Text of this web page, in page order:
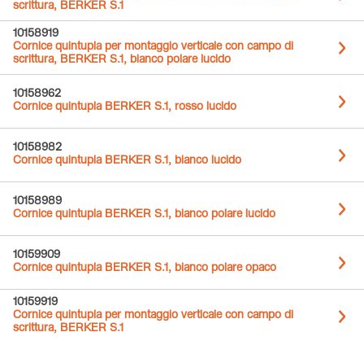
scrittura, BERKER S.1
10158919
Cornice quintupla per montaggio verticale con campo di
scrittura, BERKER S.1, bianco polare lucido
10158962
Cornice quintupla BERKER S.1, rosso lucido
10158982
Cornice quintupla BERKER S.1, bianco lucido
10158989
Cornice quintupla BERKER S.1, bianco polare lucido
10159909
Cornice quintupla BERKER S.1, bianco polare opaco
10159919
Cornice quintupla per montaggio verticale con campo di
scrittura, BERKER S.1